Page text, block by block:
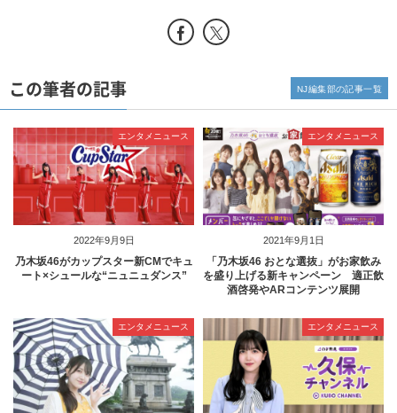
この筆者の記事
2022年9月9日
エンタメニュース
乃木坂46がカップスター新CMでキュ
ート×シュールな“ニュニュダンス”
2021年9月1日
エンタメニュース
「乃木坂46 おとな選抜」がお家飲み
を盛り上げる新キャンペーン 適正飲
酒啓発やARコンテンツ展開
エンタメニュース エンタメニュース
NJ編集部の記事一覧